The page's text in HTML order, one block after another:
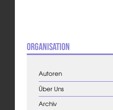
Organisation
Autoren
Über Uns
Archiv